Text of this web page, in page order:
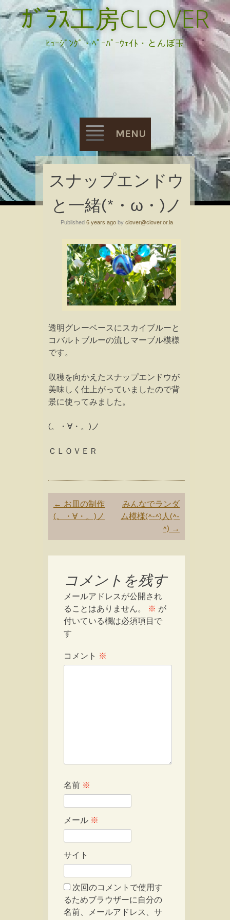
ｶﾞﾗｽ工房CLOVER
ﾋｭｰｼﾞﾝｸﾞ・ﾍﾟｰﾊﾟｰｳｪｲﾄ・とんぼ玉
MENU
Skip
to
content
スナップエンドウ
と一緒(*・ω・)ノ
Published 6 years agoby clover@clover.or.la
透明グレーベースにスカイブルーと
コバルトブルーの流しマーブル模様
です。
収穫を向かえたスナップエンドウが
美味しく仕上がっていましたので背
景に使ってみました。
(。・∀・。)ノ
ＣＬＯＶＥＲ
Post
navigation
← お皿の制作
(。・∀・。)ノ
みんなでランダ
ム模様(^-^)人(^-
^) →
コメントを残す
メールアドレスが公開され
ることはありません。
※ が
付いている欄は必須項目で
す
コメント ※
名前 ※
メール ※
サイト
次回のコメントで使用す
るためブラウザーに自分の
名前、メールアドレス、サ